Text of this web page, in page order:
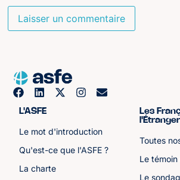
L'ASFE
Le mot d'introduction
Qu'est-ce que l'ASFE ?
La charte
Les
l'Étranger
Toutes
Le
Le